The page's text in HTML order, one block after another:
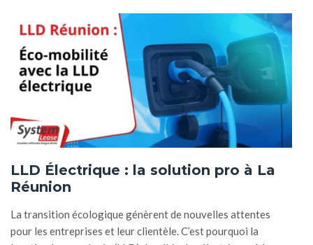
LLD Électrique : la solution pro à La
Réunion
La transition écologique génèrent de nouvelles attentes
pour les entreprises et leur clientèle. C’est pourquoi la